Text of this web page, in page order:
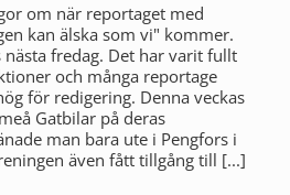
om när reportaget med
kan älska som vi" kommer.
fredag. Det har varit fullt
och många reportage
för redigering. Denna veckas
Gatbilar på deras
man bara ute i Pengfors i
även fått tillgång till [...]